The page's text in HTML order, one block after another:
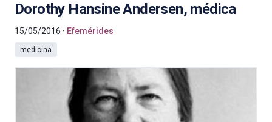
Dorothy Hansine Andersen, médica
15/05/2016 Efemérides
medicina